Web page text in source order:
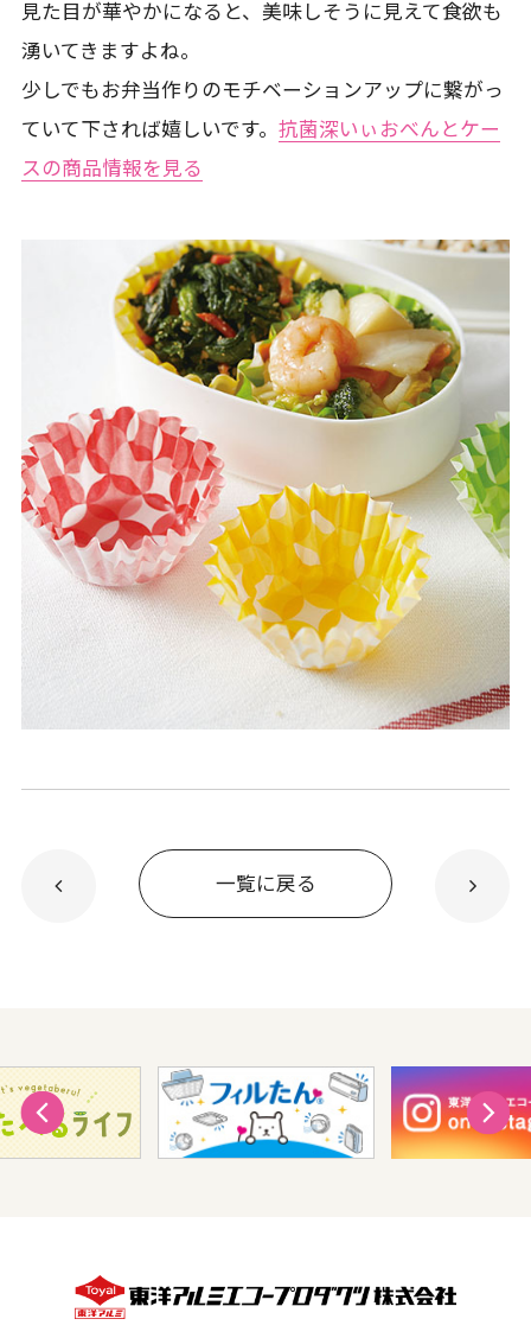
見た目が華やかになると、美味しそうに見えて食欲も
湧いてきますよね。
少しでもお弁当作りのモチベーションアップに繋がっ
ていて下されば嬉しいです。 抗菌深いぃおべんとケー
スの商品情報を見る
一覧に戻る